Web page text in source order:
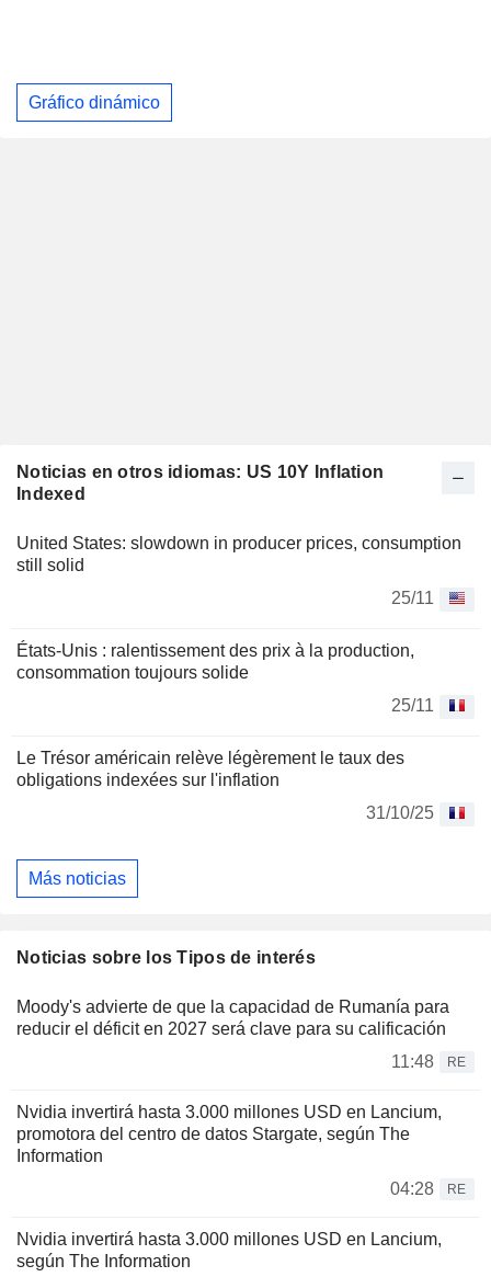
Gráfico dinámico
Noticias en otros idiomas: US 10Y Inflation
Indexed
United States: slowdown in producer prices, consumption
still solid
25/11
États-Unis : ralentissement des prix à la production,
consommation toujours solide
25/11
Le Trésor américain relève légèrement le taux des
obligations indexées sur l'inflation
31/10/25
Más noticias
Noticias sobre los Tipos de interés
Moody's advierte de que la capacidad de Rumanía para
reducir el déficit en 2027 será clave para su calificación
11:48
RE
Nvidia invertirá hasta 3.000 millones USD en Lancium,
promotora del centro de datos Stargate, según The
Information
04:28
RE
Nvidia invertirá hasta 3.000 millones USD en Lancium,
según The Information